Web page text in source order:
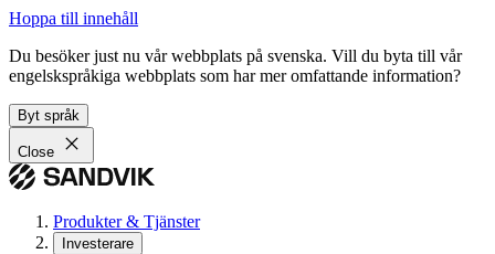
Hoppa till innehåll
Du besöker just nu vår webbplats på svenska. Vill du byta till vår
engelskspråkiga webbplats som har mer omfattande information?
Byt språk
Close
Produkter & Tjänster
Investerare